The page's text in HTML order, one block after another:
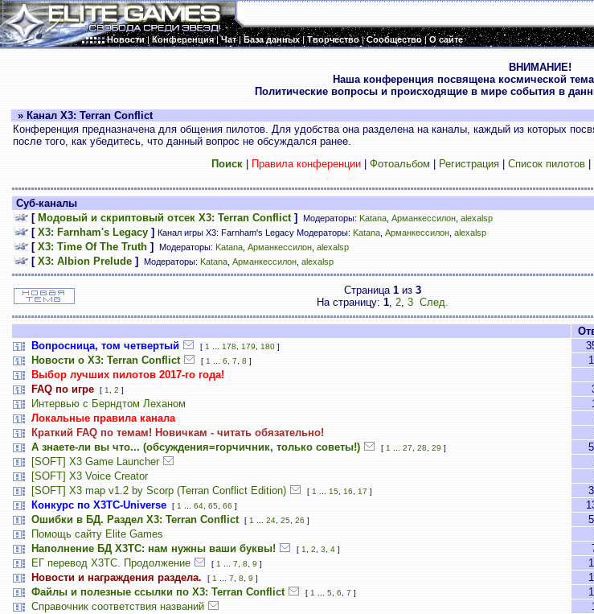
Новости|Конференция|Чат|База данных|Творчество|Сообщество|О сайте
ВНИМАНИЕ!
Наша конференция посвящена космической
Политические вопросы и происходящие в мире события в
» Канал X3: Terran Conflict
Конференция предназначена для общения пилотов. Для удобства она разделена на каналы, каждый из которых
после того, как убедитесь, что данный вопрос не обсуждался ранее.
Поиск| Правила конференции| Фотоальбом Регистрация| Список пилотов|
Суб-каналы
[ Модовый и скриптовый отсек X3: Terran Conflict] Модераторы: Katana, Арманкессилон, alexalsp
[ X3: Farnham's Legacy] Канал игры X3: Farnham's Legacy Модераторы: Katana, Арманкессилон, alexalsp
[ X3: Time Of The Truth] Модераторы: Katana, Арманкессилон, alexalsp
[ X3: Albion Prelude] Модераторы: Katana, Арманкессилон, alexalsp
Страница 1 из 3
На страницу: 1, 2, 3 След.
Вопросница, том четвертый
[ 1 178 179 180]
Новости о X3: Terran Conflict [ 1 6, 7 8 ]
Выбор лучших пилотов 2017-го года!
FAQ по игре [ 1 2 ]
Интервью с Берндтом Леханом
Локальные правила канала
Краткий FAQ по темам! Новичкам - читать обязательно!
А знаете-ли вы что... (обсуждения=горчичник, только советы!) [ 1 27 28 29 ]
[SOFT] X3 Game Launcher
[SOFT] X3 Voice Creator
[SOFT] X3 map v1.2 by Scorp (Terran Conflict Edition) [ 1 15, 16, 17 ]
Конкурс по X3TC-Universe [ 1 64, 65, 66]
Ошибки в БД. Раздел X3: Terran Conflict [ 1 24, 25, 26]
Помощь сайту Elite Games
Наполнение БД X3TC: нам нужны ваши буквы! [ 1 2 3 4]
ЕГ перевод Х3ТС. Продолжение [ 1 7 8 9 ]
Новости и награждения раздела. [ 1 7 8 9 ]
Файлы и полезные ссылки по X3: Terran Conflict [ 1 5, 6, 7 ]
Справочник соответствия названий